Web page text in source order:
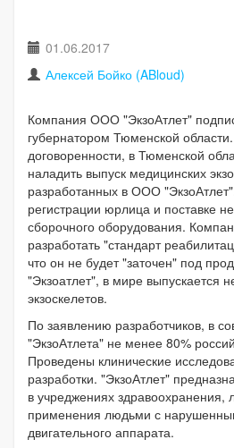
01.06.2017
Алексей Бойко (ABloud)
Компания ООО "ЭкзоАтлет"
губернатором Тюменской
договоренности, в Тюменской
наладить выпуск медицинских
разработанных в ООО
регистрации юрлица и поставке
сборочного оборудования.
разработать "стандарт
что он не будет "заточен" под
"Экзоатлет", в мире выпускается
экзоскелетов.
По заявлению разработчиков, в
"ЭкзоАтлета" не менее 80%
Проведены клинические
разработки. "ЭкзоАтлет"
в учреджениях здравоохранения,
применения людьми с
двигательного аппарата.